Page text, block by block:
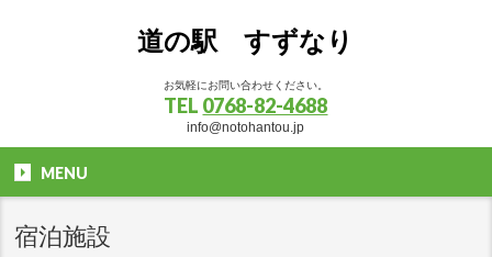
道の駅 すずなり
お気軽にお問い合わせください。
TEL 0768-82-4688
info@notohantou.jp
MENU
宿泊施設